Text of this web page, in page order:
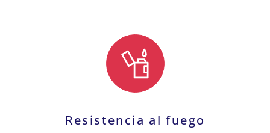
Resistencia al fuego